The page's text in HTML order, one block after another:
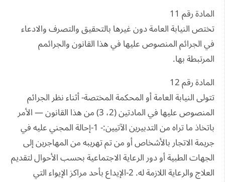
المادة رقم 11
تختص النيابة العامة دون غيرها بالتحقيق والتصرف والادعاء
في الجرائم المنصوص عليها في هذا القانون والجرائمم
المرتبطة بها.
المادة رقم 12
تتولى النيابة العامة أو المحكمة المختصة- أثناء نظر الجرائم
المنصوص عليها في المادتين (2، 3) من هذا القانون — الأمر
باتخاذ ما تراه من التدبيرين الآتيين:- 1-إحالة المجني عليه في
جريمة الاتجار بالأشخاص أو من تم تهريبه من المهاجرين إلى
الجهات الطبية أو دور الرعاية الاجتماعية بحسب الأحوال لتقديم
العلاج والرعاية اللازمة له. 2-الإيداع بأحد مراكز الإيواء التي